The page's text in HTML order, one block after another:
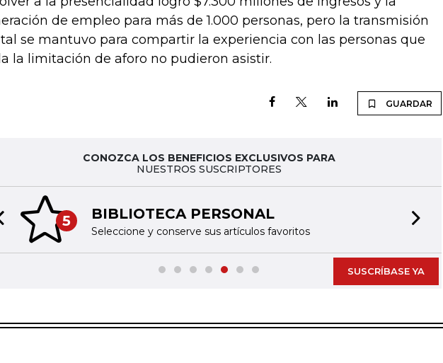
de empleo para más de 1.000 personas, pero la transmisión
se mantuvo para compartir la experiencia con las personas que
la limitación de aforo no pudieron asistir.
GUARDAR
CONOZCA LOS BENEFICIOS EXCLUSIVOS PARA
NUESTROS SUSCRIPTORES
5 BIBLIOTECA PERSONAL
Seleccione y conserve sus artículos favoritos
Previous slide
SUSCRÍBASE YA